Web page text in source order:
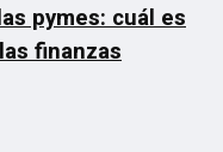
pymes: cuál es
finanzas